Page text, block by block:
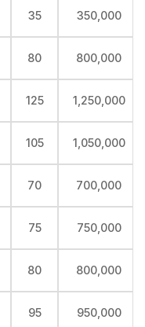
35 350,000
80 800,000
125 1,250,000
105 1,050,000
70 700,000
75 750,000
80 800,000
95 950,000